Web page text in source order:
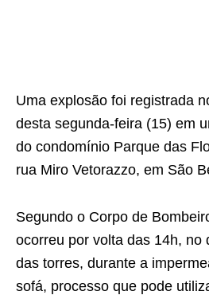
Uma explosão foi registrada
desta segunda-feira (15) em
do condomínio Parque das
rua Miro Vetorazzo, em São
Segundo o Corpo de
ocorreu por volta das 14h, no
das torres, durante a
sofá, processo que pode